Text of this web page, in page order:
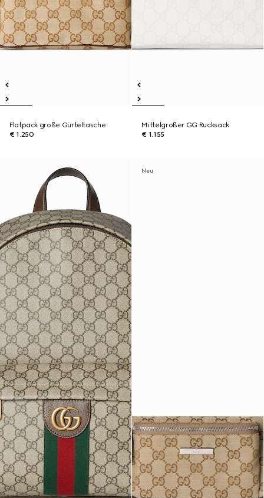
Flatpack große Gürteltasche
€ 1.250
Mittelgroßer GG Rucksack
€ 1.155
Neu